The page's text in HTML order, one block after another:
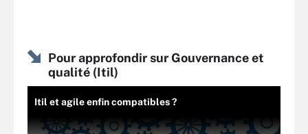
Pour approfondir sur Gouvernance et
qualité (Itil)
Itil et agile enfin compatibles ?